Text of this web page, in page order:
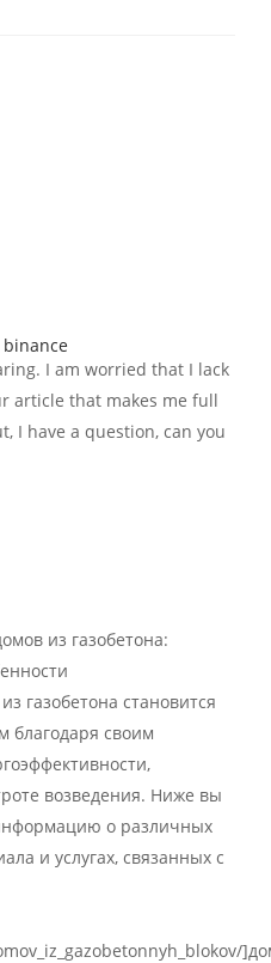
I am worried that I lack
article that makes me full
I have a question, can you
из газобетона:
газобетона становится
благодаря своим
возведения. Ниже вы
о различных
и услугах, связанных с